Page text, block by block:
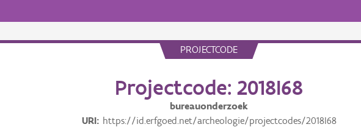
PROJECTCODE
Projectcode: 2018I68
bureauonderzoek
URI
https://id.erfgoed.net/archeologie/projectcodes/2018I68